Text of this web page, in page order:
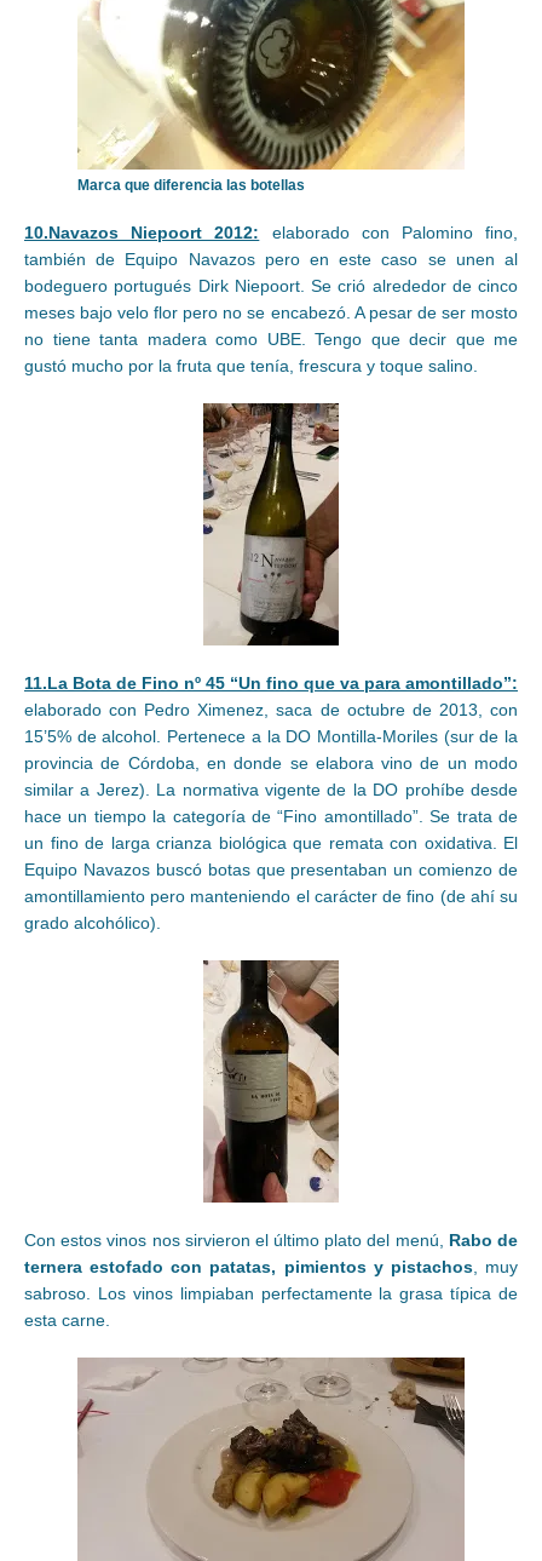
Marca que diferencia las botellas
10.Navazos Niepoort 2012: elaborado con Palomino fino,
también de Equipo Navazos pero en este caso se unen al
bodeguero portugués Dirk Niepoort. Se crió alrededor de cinco
meses bajo velo flor pero no se encabezó. A pesar de ser mosto
no tiene tanta madera como UBE. Tengo que decir que me
gustó mucho por la fruta que tenía, frescura y toque salino.
11.La Bota de Fino nº 45 “Un fino que va para amontillado”:
elaborado con Pedro Ximenez, saca de octubre de 2013, con
15’5% de alcohol. Pertenece a la DO Montilla-Moriles (sur de la
provincia de Córdoba, en donde se elabora vino de un modo
similar a Jerez). La normativa vigente de la DO prohíbe desde
hace un tiempo la categoría de “Fino amontillado”. Se trata de
un fino de larga crianza biológica que remata con oxidativa. El
Equipo Navazos buscó botas que presentaban un comienzo de
amontillamiento pero manteniendo el carácter de fino (de ahí su
grado alcohólico).
Con estos vinos nos sirvieron el último plato del menú, Rabo de
ternera estofado con patatas, pimientos y pistachos, muy
sabroso. Los vinos limpiaban perfectamente la grasa típica de
esta carne.